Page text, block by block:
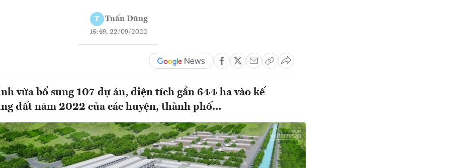
T Tuấn Dũng
16:49, 22/09/2022
vừa bổ sung 107 dự án, diện tích gần 644 ha vào kế
đất năm 2022 của các huyện, thành phố…